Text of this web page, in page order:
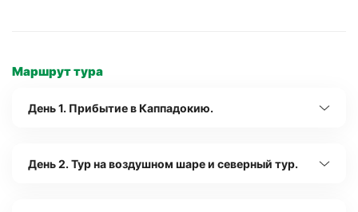
Маршрут тура
День 1. Прибытие в Каппадокию.
День 2. Тур на воздушном шаре и северный тур.